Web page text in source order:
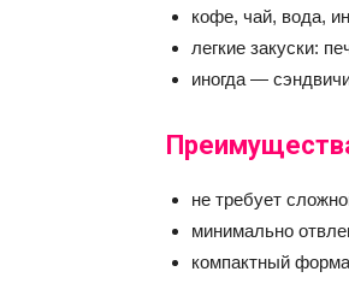
кофе, чай, вода,
легкие закуски:
иногда —
не требует
минимально
компактный